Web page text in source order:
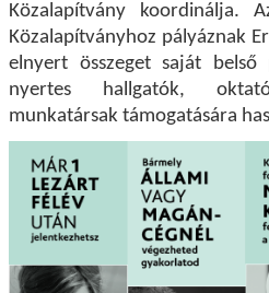
Közalapítvány koordinálja.
Közalapítványhoz pályáznak
elnyert összeget saját belső
nyertes hallgatók,
munkatársak támogatására